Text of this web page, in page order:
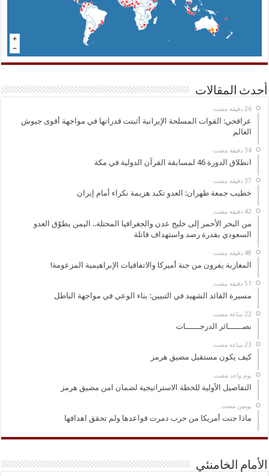
أحدث المقالات
‏26 دقيقة مضت
عراقجي: القوات المسلحة الإيرانية أثبتت قدراتها في مواجهة أقوى جيوش
العالم
‏34 دقيقة مضت
انطلاق الدورة 46 لمسابقة القرآن الدولية في مكة
خطيب جمعة طهران: العدو تكبد هزيمة نكراء أمام إيران
من البحر الأحمر إلى خليج عدن والجغرافيا المحتلة.. اليمن يطوّق العدو
السعودي بقدرة رصد واستهداف قاتلة
المغاربة يفرون من جنة أميركا والاتفاقيات الإبراهيمية المزعومة!
مسيرة القائد الشهيد في التبيين: بناء الوعي في مواجهة الباطل
بصــــــائر الدرجــــــات
كيف يكون مستقبل مضيق هرمز
‏يوم واحد مضت
التفاصيل الأولية للخطة الاستراتيجية لضمان امن مضيق هرمز
‏يومين مضت
ماذا جنت أمريكا من حرب دمرت قواعدها ولم تحقق اهدافها
الأمام الخامنئي